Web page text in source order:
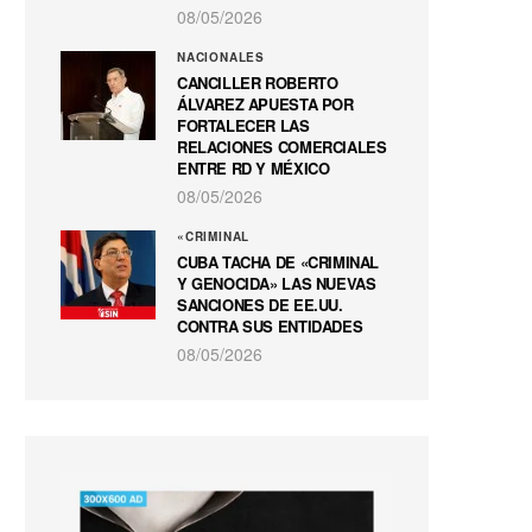
08/05/2026
NACIONALES
CANCILLER ROBERTO
ÁLVAREZ APUESTA POR
FORTALECER LAS
RELACIONES COMERCIALES
ENTRE RD Y MÉXICO
08/05/2026
«CRIMINAL
CUBA TACHA DE «CRIMINAL
Y GENOCIDA» LAS NUEVAS
SANCIONES DE EE.UU.
CONTRA SUS ENTIDADES
08/05/2026